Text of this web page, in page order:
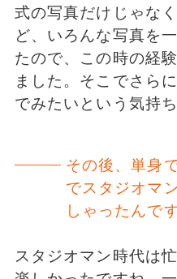
式の写真だけじゃな
ど、いろんな写真を
たので、この時の経
ました。そこでさら
でみたいという気持
その後、単身
でスタジオマ
しゃったんで
スタジオマン時代は